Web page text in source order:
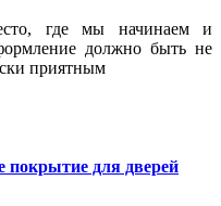
где мы начинаем и
должно быть не
приятным
покрытие для дверей